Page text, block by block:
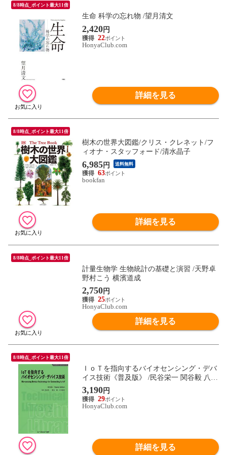
8/8時点_ポイント最大11倍
生命 科学の忘れ物 /望月清文
2,420円
22
HonyaClub.com
詳細を見る
8/8時点_ポイント最大11倍
樹木の世界大図鑑/クリス・クレネット/フ
ィオナ・スタッフォード/清水晶子
6,985円 送料無料
63
bookfan
詳細を見る
8/8時点_ポイント最大11倍
計量生物学 生物統計の基礎と演習 /天野卓
野村こう 横濱道成
2,750円
25
HonyaClub.com
詳細を見る
8/8時点_ポイント最大11倍
ＩｏＴを指向するバイオセンシング・デバ
イス技術《普及版》 /民谷栄一 関谷毅 八木
康史
3,190円
29
HonyaClub.com
詳細を見る